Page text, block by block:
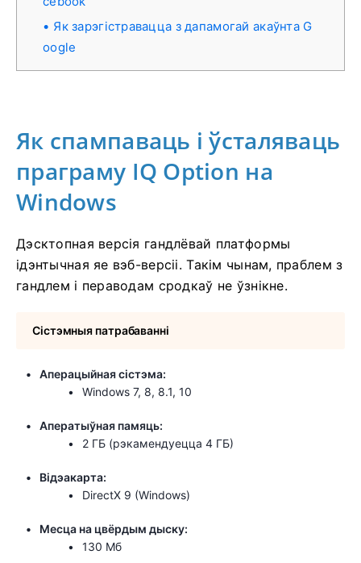
Як зарэгістравацца з дапамогай акаўнта G
oogle
Як спампаваць і ўсталяваць
праграму IQ Option на
Windows
Дэсктопная версія гандлёвай платформы
ідэнтычная яе вэб-версіі. Такім чынам, праблем з
гандлем і пераводам сродкаў не ўзнікне.
Сістэмныя патрабаванні
Аперацыйная сістэма:
Windows 7, 8, 8.1, 10
Аператыўная памяць:
2 ГБ (рэкамендуецца 4 ГБ)
Відэакарта:
DirectX 9 (Windows)
Месца на цвёрдым дыску:
130 Мб